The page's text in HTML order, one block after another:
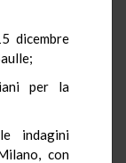
dicembre
per la
indagini
con